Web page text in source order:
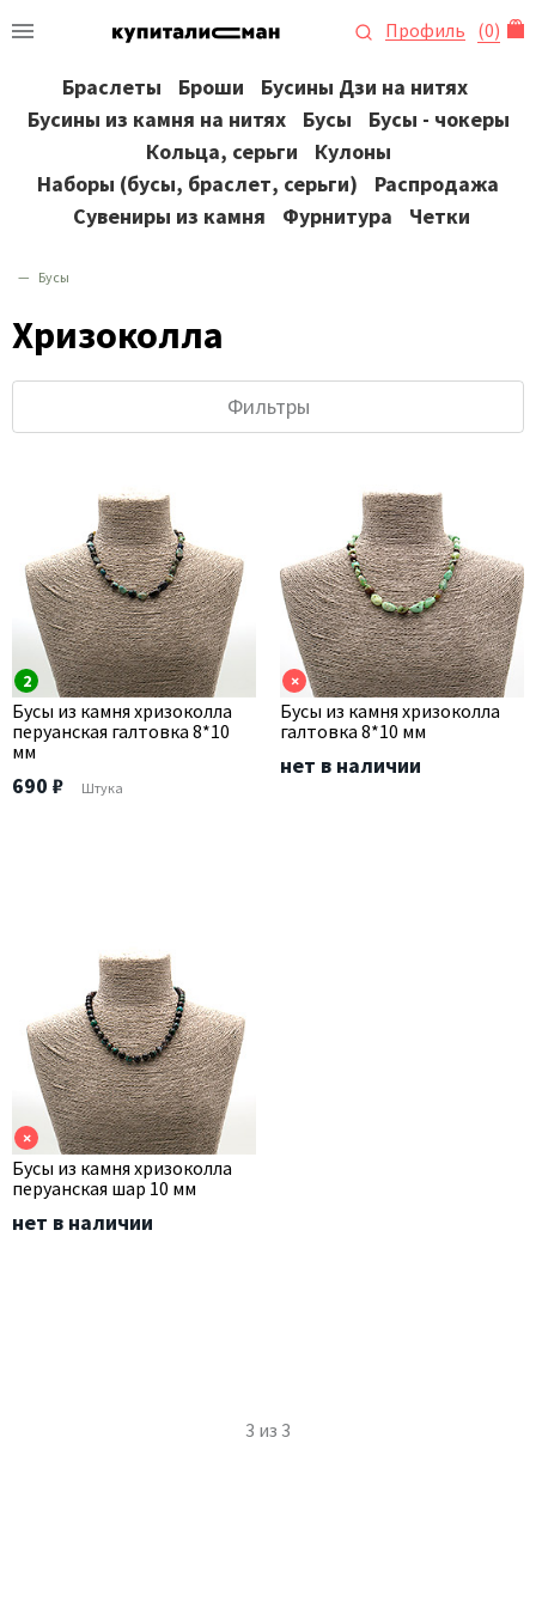
Профиль (0)
Браслеты Броши
Бусины Дзи на нитях
Бусины из камня на нитях
Бусы
Бусы - чокеры
Кольца, серьги
Кулоны
Наборы (бусы, браслет, серьги)
Распродажа
Сувениры из камня
Фурнитура Четки
Бусы
Хризоколла
Фильтры
2
Бусы из камня хризоколла
перуанская галтовка 8*10
мм
690 ₽ Штука
×
Бусы из камня хризоколла
галтовка 8*10 мм
нет в наличии
×
Бусы из камня хризоколла
перуанская шар 10 мм
нет в наличии
3 из 3